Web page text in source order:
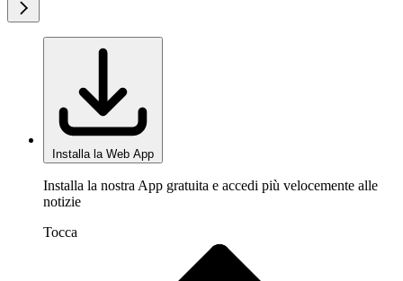
Installa la Web App
Installa la nostra App gratuita e accedi più velocemente alle
notizie
Tocca